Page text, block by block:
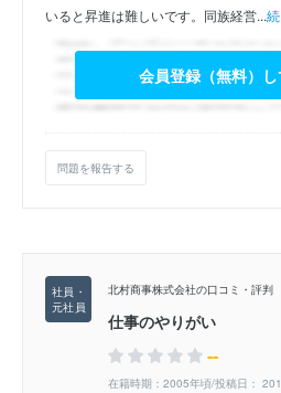
いると昇進は難しいです。同族経営...
会員登録（無料）
問題を報告する
北村商事株式会社の口コミ・評判
仕事のやりがい
--
在籍時期：2005年頃/投稿日：